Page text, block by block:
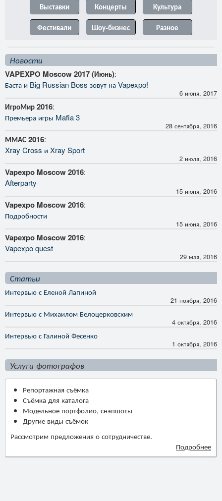
Выставки Концерты
Культура
Фестивали
Шоу-бизнес Разное
Новости
VAPEXPO Moscow 2017 (Июнь):
Баста и Big Russian Boss зовут на Vapexpo!
6 июня, 2017
ИгроМир 2016:
Премьера игры Mafia 3
28 сентября, 2016
ММАС 2016:
Xray Cross и Xray Sport
2 июля, 2016
Vapexpo Moscow 2016:
Afterparty
15 июня, 2016
Vapexpo Moscow 2016:
Подробности
15 июня, 2016
Vapexpo Moscow 2016:
Vapexpo quest
29 мая, 2016
Статьи
Интервью с Еленой Лапиной
21 ноября, 2016
Интервью с Михаилом Белоцерковским
4 октября, 2016
Интервью с Галиной Фесенко
1 октября, 2016
Услуги фотографов
Репортажная съёмка
Съёмка для каталога
Модельное портфолио, снэпшоты
Другие виды съёмок
Рассмотрим предложения о сотрудничестве.
Подробнее